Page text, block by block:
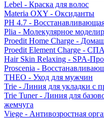
Lebel - Краска для волос
Materia OXY - Оксиданты
PH 4.7 -
Plia - Молекулярное
Proedit Home Charge -
Proedit Element Charge -
Hair Skin Relaxing - SPA-
Proscenia -
THEO - Уход для мужчин
Trie - Линия для укладки с
Trie Tuner - Линия для
жемчуга
Viege - Антивозростная